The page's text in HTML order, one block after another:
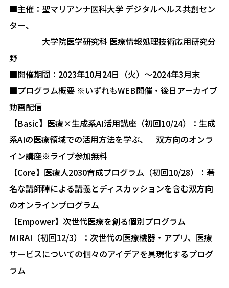
■主催：聖マリアンナ医科大学 デジタルヘルス共創セン
ター、
大学院医学研究科 医療情報処理技術応用研究分
野
■開催期間：2023年10月24日（火）～2024年3月末
■プログラム概要 ※いずれもWEB開催・後日アーカイブ
動画配信
【Basic】医療×生成系AI活用講座（初回10/24）：生成
系AIの医療領域での活用方法を学ぶ、 双方向のオンラ
イン講座※ライブ参加無料
【Core】医療人2030育成プログラム（初回10/28）：著
名な講師陣による講義とディスカッションを含む双方向
のオンラインプログラム
【Empower】次世代医療を創る個別プログラム
MIRAI（初回12/3）：次世代の医療機器・アプリ、医療
サービスについての個々のアイデアを具現化するプログ
ラム